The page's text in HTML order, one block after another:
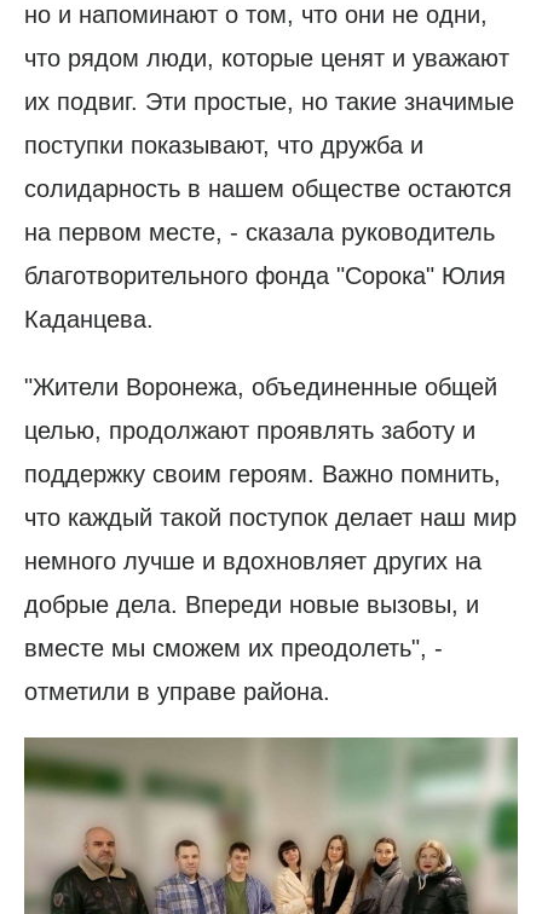
но и напоминают о том, что они не одни,
что рядом люди, которые ценят и уважают
их подвиг. Эти простые, но такие значимые
поступки показывают, что дружба и
солидарность в нашем обществе остаются
на первом месте, - сказала руководитель
благотворительного фонда "Сорока" Юлия
Каданцева.
"Жители Воронежа, объединенные общей
целью, продолжают проявлять заботу и
поддержку своим героям. Важно помнить,
что каждый такой поступок делает наш мир
немного лучше и вдохновляет других на
добрые дела. Впереди новые вызовы, и
вместе мы сможем их преодолеть", -
отметили в управе района.